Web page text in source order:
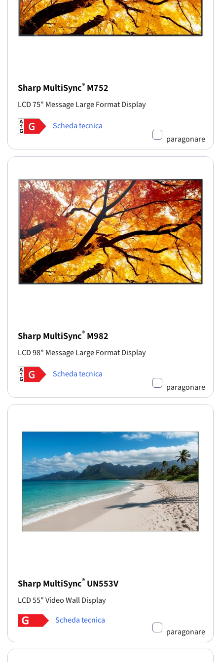
Sharp MultiSync® M752
LCD 75" Message Large Format Display
Scheda tecnica
paragonare
Sharp MultiSync® M982
LCD 98" Message Large Format Display
Scheda tecnica
paragonare
Sharp MultiSync® UN553V
LCD 55" Video Wall Display
Scheda tecnica
paragonare